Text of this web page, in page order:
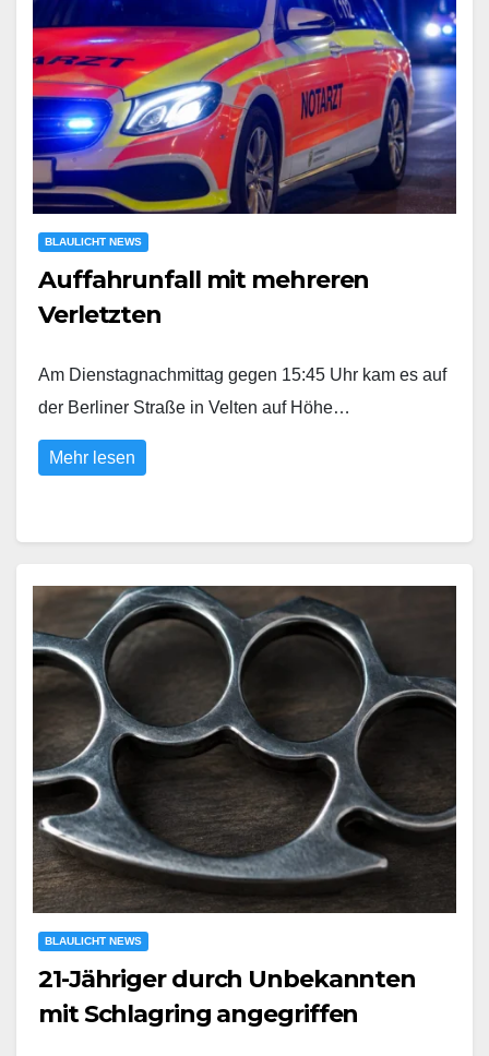
BLAULICHT NEWS
Auffahrunfall mit mehreren
Verletzten
Am Dienstagnachmittag gegen 15:45 Uhr kam es auf
der Berliner Straße in Velten auf Höhe…
Mehr lesen
BLAULICHT NEWS
21-Jähriger durch Unbekannten
mit Schlagring angegriffen